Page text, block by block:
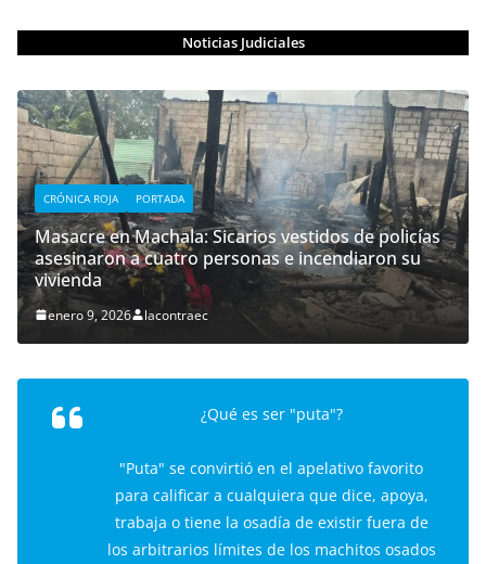
Noticias Judiciales
CRÓNICA ROJA PORTADA
Masacre en Machala: Sicarios vestidos de policías
asesinaron a cuatro personas e incendiaron su
vivienda
enero 9, 2026 lacontraec
¿Qué es ser "puta"?
"Puta" se convirtió en el apelativo favorito
para calificar a cualquiera que dice, apoya,
trabaja o tiene la osadía de existir fuera de
los arbitrarios límites de los machitos osados